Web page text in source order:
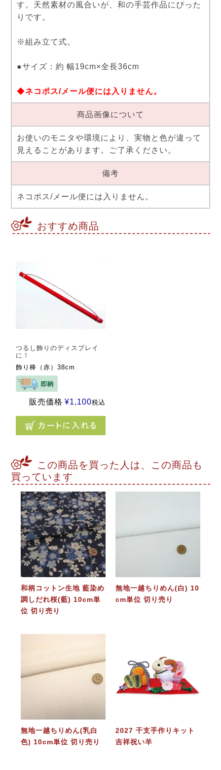
す。天然素材の風合いが、和の手芸作品にぴった
りです。
※組み立て式。
●サイズ：約 幅19cm×全長36cm
◆ネコポス/メール便には入りません。
商品画像について
お使いのモニタや環境により、実物と色が違って
見えることがあります。ご了承ください。
備考
ネコポス/メール便には入りません。
おすすめ商品
つるし飾りのディスプレイ
に！
飾り棒（赤）38cm
販売価格 ¥1,100税込
この商品を買った人は、この商品も
買っています
和柄コットン生地 藍染め
調しだれ桜(藍) 10cm単
位 切り売り
無地一越ちりめん(白) 10
cm単位 切り売り
無地一越ちりめん(乳白
色) 10cm単位 切り売り
2027 干支手作りキット
吉祥祝い羊